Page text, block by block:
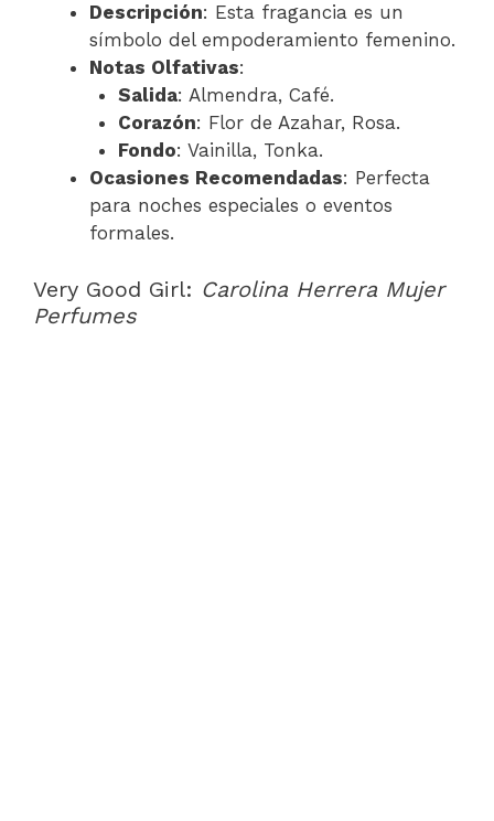
Descripción: Esta fragancia es un
símbolo del empoderamiento femenino.
Notas Olfativas:
Salida: Almendra, Café.
Corazón: Flor de Azahar, Rosa.
Fondo: Vainilla, Tonka.
Ocasiones Recomendadas: Perfecta
para noches especiales o eventos
formales.
Very Good Girl: Carolina Herrera Mujer
Perfumes